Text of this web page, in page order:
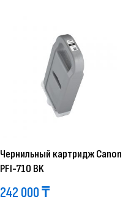
Чернильный картридж Canon
PFI-710 BK
242 000₸